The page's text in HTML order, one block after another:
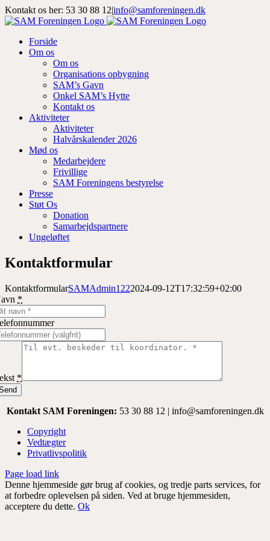
Skip
to
Kontakt os her: 53 30 88 12|info@samforeningen.dk
Facebook
Instagram
LinkedIn
Forside
Om os
Om os
Organisations opbygning
SAM’s Gavn
Onkel SAM’s Hytte
Kontakt os
Aktiviteter
Aktiviteter
Halvårskalender 2026
Mød os
Medarbejdere
Frivillige
SAM Foreningens bestyrelse
Presse
Støt Os
Donation
Samarbejdspartnere
Ungeløftet
Kontaktformular
KontaktformularSAMAdmin1222024-09-12T17:32:59+02:00
*
*
Kontakt SAM Foreningen: 53 30 88 12 | info@samforeningen.dk
Copyright
Vedtægter
Privatlivspolitik
Page load link
Denne hjemmeside gør brug af cookies, og tredje parts services, for
at forbedre oplevelsen på siden. Ved at bruge hjemmesiden,
acceptere du dette. Ok